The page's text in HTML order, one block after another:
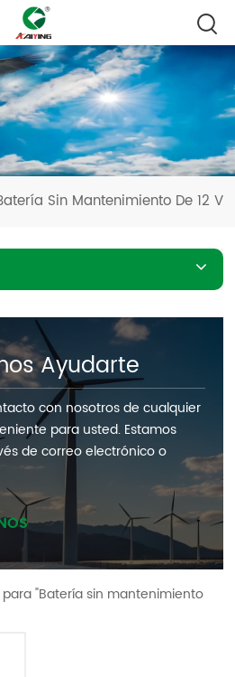
Sin Mantenimiento De 12 V
Ayudarte
con nosotros de cualquier
para usted. Estamos
de correo electrónico o
"Batería sin mantenimiento